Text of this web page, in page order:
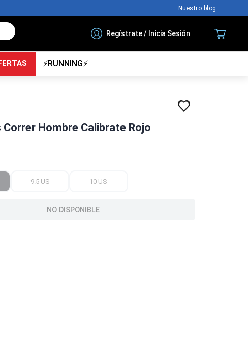
Nuestro blog
Regístrate / Inicia Sesión
⚡RUNNING⚡
Hombre Calibrate Rojo
9.5 US 10 US
NO DISPONIBLE